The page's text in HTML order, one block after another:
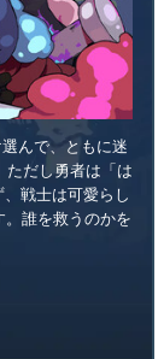
んで、ともに迷
だし勇者は「は
戦士は可愛らし
誰を救うのかを